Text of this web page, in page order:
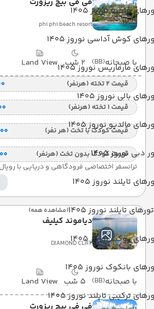
فتحیه نوروز 1405
کوش آداسی نوروز 1405
مارماریس نوروز 1405
بالی نوروز 1405
مالدیو نوروز 1405
دبی نوروز 1405
تایلند نوروز 1405
تورهای تایلند نوروز 1405 (مشاهده همه)
پوکت نوروز 1405
بانکوک نوروز 1405
ترکیبی تایلند نوروز 1405
phi phi beach resort
با صبحانه(BB) 2 شب Land View
قیمت 2 تخته (هرنفر)
قیمت 1 تخته (هرنفر)
قیمت کودک با تخت (هر نفر)
قیمت کودک بدون تخت (هرنفر)
ترانسفر اختصاصی فرودگاهی و دریایی با
دیاموند کیلیف
DIAMOND CLIFF
با صبحانه(BB) 5 شب
Land View